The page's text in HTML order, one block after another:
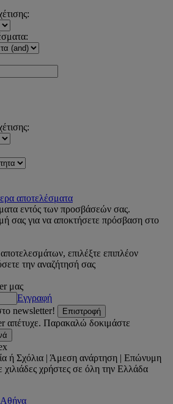
αποτελέσματα
εντός των προσβάσεών σας.
σας για να αποκτήσετε πρόσβαση στο
επιλέξτε επιπλέον
την αναζήτησή σας
μας
Εγγραφή
newsletter!
Επιστροφή
απέτυχε. Παρακαλώ δοκιμάστε
ή Σχόλια | Άμεση ανάρτηση | Επώνυμη
χρήστες σε όλη την Ελλάδα